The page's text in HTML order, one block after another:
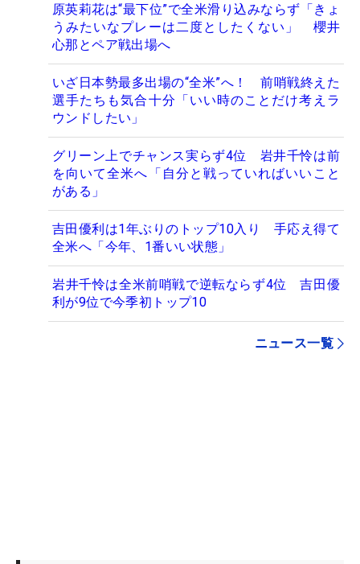
原英莉花は“最下位”で全米滑り込みならず「きょ
うみたいなプレーは二度としたくない」 櫻井
心那とペア戦出場へ
いざ日本勢最多出場の“全米”へ！ 前哨戦終えた
選手たちも気合十分「いい時のことだけ考えラ
ウンドしたい」
グリーン上でチャンス実らず4位 岩井千怜は前
を向いて全米へ「自分と戦っていればいいこと
がある」
吉田優利は1年ぶりのトップ10入り 手応え得て
全米へ「今年、1番いい状態」
岩井千怜は全米前哨戦で逆転ならず4位 吉田優
利が9位で今季初トップ10
ニュース一覧